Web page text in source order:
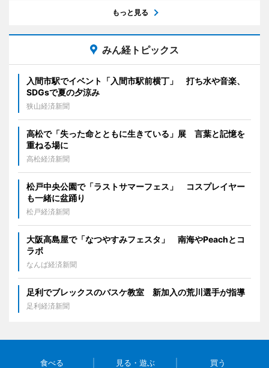
もっと見る
みん経トピックス
入間市駅でイベント「入間市駅前横丁」 打ち水や音楽、
SDGsで夏の夕涼み
狭山経済新聞
高松で「失った命とともに生きている」展 言葉と記憶を
重ねる場に
高松経済新聞
松戸中央公園で「ラストサマーフェス」 コスプレイヤー
も一緒に盆踊り
松戸経済新聞
大阪高島屋で「なつやすみフェスタ」 南海やPeachとコ
ラボ
なんば経済新聞
足利でブレックスのバスケ教室 新加入の荒川選手が指導
足利経済新聞
食べる 見る・遊ぶ 買う